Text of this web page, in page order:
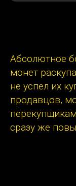
Абсолютное
монет
не успел их
продавцов,
сразу же